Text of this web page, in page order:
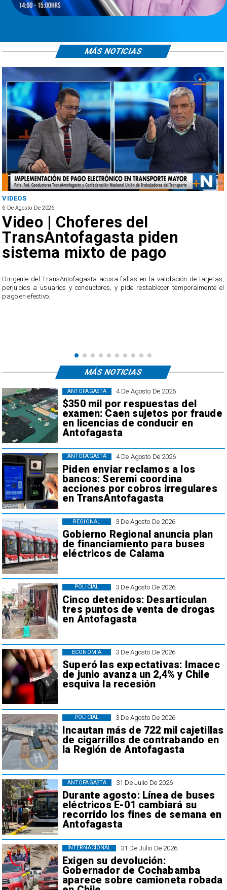
VIDEOS
6 De Agosto De 2026
Video | Choferes del
TransAntofagasta piden
sistema mixto de pago
​Dirigente del TransAntofagasta acusa fallas en la validación de tarjetas,
perjuicios a usuarios y conductores, y pide restablecer temporalmente el
pago en efectivo.
MÁS NOTICIAS
4 De Agosto De 2026
$350 mil por respuestas del
examen: Caen sujetos por fraude
en licencias de conducir en
Antofagasta
ANTOFAGASTA
4 De Agosto De 2026
Piden enviar reclamos a los
bancos: Seremi coordina
acciones por cobros irregulares
en TransAntofagasta
ANTOFAGASTA
3 De Agosto De 2026
Gobierno Regional anuncia plan
de financiamiento para buses
eléctricos de Calama
REGIONAL
3 De Agosto De 2026
Cinco detenidos: Desarticulan
tres puntos de venta de drogas
en Antofagasta
POLICIAL
3 De Agosto De 2026
Superó las expectativas: Imacec
de junio avanza un 2,4% y Chile
esquiva la recesión
ECONOMÍA
3 De Agosto De 2026
Incautan más de 722 mil cajetillas
de cigarrillos de contrabando en
la Región de Antofagasta
POLICIAL
31 De Julio De 2026
Durante agosto: Línea de buses
eléctricos E-01 cambiará su
recorrido los fines de semana en
Antofagasta
ANTOFAGASTA
31 De Julio De 2026
Exigen su devolución:
Gobernador de Cochabamba
aparece sobre camioneta robada
INTERNACIONAL
MÁS NOTICIAS